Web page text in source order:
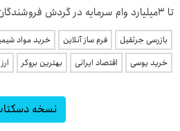
تا 3میلیارد وام سرمایه در گردش فروشندگان => فروشگاهت رو ثبت کن
بازرسی جرثقیل فرم ساز آنلاین خرید مواد
خرید یوسی
اقتصاد ایرانی بهترین بروکر
نسخه